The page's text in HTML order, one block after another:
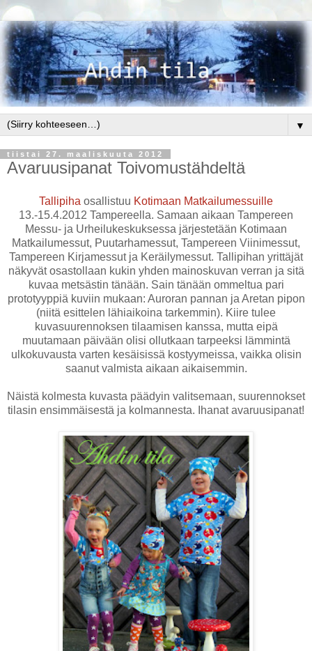
▼
tiistai 27. maaliskuuta 2012
Avaruusipanat Toivomustähdeltä
Tallipiha osallistuu Kotimaan Matkailumessuille
13.-15.4.2012 Tampereella. Samaan aikaan Tampereen
Messu- ja Urheilukeskuksessa järjestetään Kotimaan
Matkailumessut, Puutarhamessut, Tampereen Viinimessut,
Tampereen Kirjamessut ja Keräilymessut. Tallipihan yrittäjät
näkyvät osastollaan kukin yhden mainoskuvan verran ja sitä
kuvaa metsästin tänään. Sain tänään ommeltua pari
prototyyppiä kuviin mukaan: Auroran pannan ja Aretan pipon
(niitä esittelen lähiaikoina tarkemmin). Kiire tulee
kuvasuurennoksen tilaamisen kanssa, mutta eipä
muutamaan päivään olisi ollutkaan tarpeeksi lämmintä
ulkokuvausta varten kesäisissä kostyymeissa, vaikka olisin
saanut valmista aikaan aikaisemmin.
Näistä kolmesta kuvasta päädyin valitsemaan, suurennokset
tilasin ensimmäisestä ja kolmannesta. Ihanat avaruusipanat!